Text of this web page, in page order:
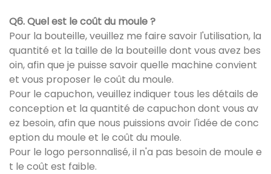
Q6. Quel est le coût du moule ?
Pour la bouteille, veuillez me faire savoir l'utilisation, la
quantité et la taille de la bouteille dont vous avez bes
oin, afin que je puisse savoir quelle machine convient
et vous proposer le coût du moule.
Pour le capuchon, veuillez indiquer tous les détails de
conception et la quantité de capuchon dont vous av
ez besoin, afin que nous puissions avoir l'idée de conc
eption du moule et le coût du moule.
Pour le logo personnalisé, il n'a pas besoin de moule e
t le coût est faible.